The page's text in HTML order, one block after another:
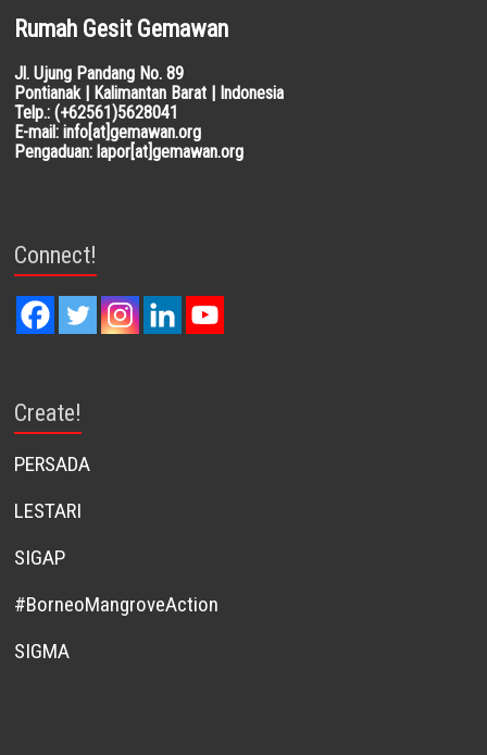
Rumah Gesit Gemawan
Jl. Ujung Pandang No. 89
Pontianak | Kalimantan Barat | Indonesia
Telp.: (+62561)5628041
E-mail: info[at]gemawan.org
Pengaduan: lapor[at]gemawan.org
Connect!
Create!
PERSADA
LESTARI
SIGAP
#BorneoMangroveAction
SIGMA